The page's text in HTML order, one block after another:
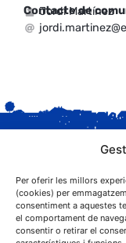
Per oferir les millors
(cookies) per
consentiment a aquestes
el comportament de
consentir o retirar el
Contacte de
Jordi Martínez
C. Sant Josep,
25243 El